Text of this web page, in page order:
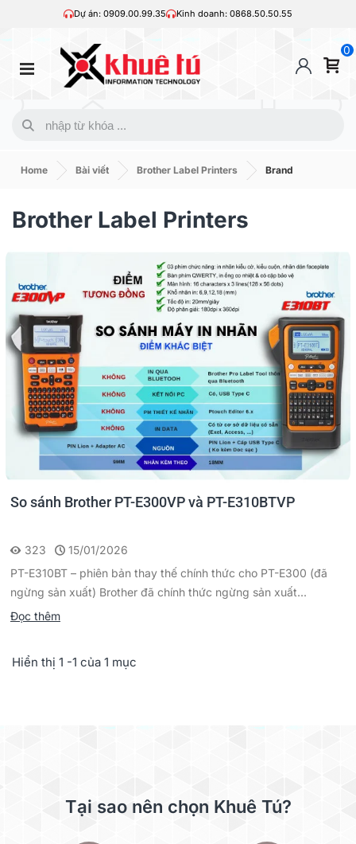
Dự án: 0909.00.99.35 Kinh doanh: 0868.50.50.55
0
Home Bài viết Brother Label Printers Brand
Brother Label Printers
So sánh Brother PT-E300VP và PT-E310BTVP
323
15/01/2026
PT-E310BT – phiên bản thay thế chính thức cho PT-E300 (đã
ngừng sản xuất) Brother đã chính thức ngừng sản xuất...
Đọc thêm
Hiển thị 1 -1 của 1 mục
Tại sao nên chọn Khuê Tú?